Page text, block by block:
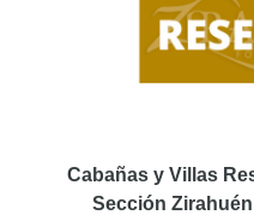
Cabañas y Villas
Sección Zirahuén